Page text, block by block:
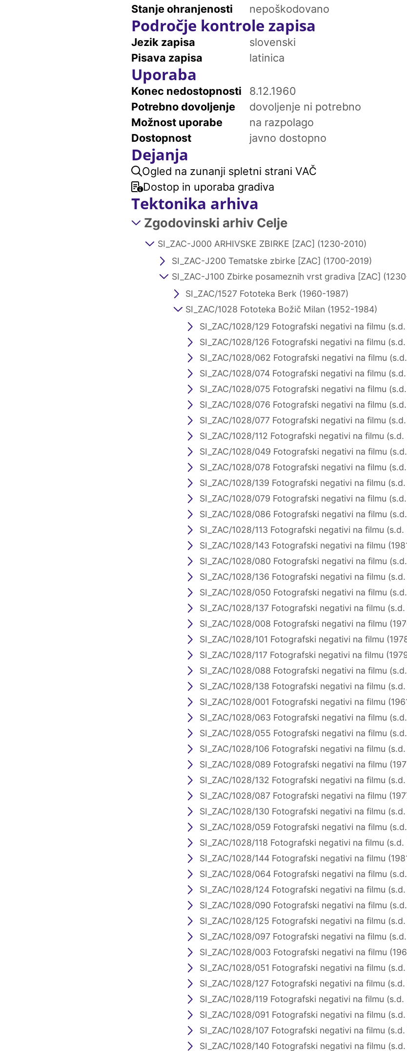
Stanje ohranjenosti
nepoškodovano
Področje kontrole zapisa
Jezik zapisa
slovenski
Pisava zapisa
latinica
Uporaba
Konec nedostopnosti
8.12.1960
Potrebno dovoljenje
dovoljenje ni potrebno
Možnost uporabe
na razpolago
Dostopnost
javno dostopno
Dejanja
Ogled na zunanji spletni strani VAČ
Dostop in uporaba gradiva
Tektonika arhiva
Zgodovinski arhiv Celje
SI_ZAC-J000 ARHIVSKE ZBIRKE [ZAC] (1230-2010)
SI_ZAC-J200 Tematske zbirke [ZAC] (1700-2019)
SI_ZAC-J100 Zbirke posameznih vrst gradiva [ZAC]
SI_ZAC/1527 Fototeka Berk (1960-1987)
SI_ZAC/1028 Fototeka Božič Milan (1952-1984)
SI_ZAC/1028/129 Fotografski negativi na filmu
SI_ZAC/1028/126 Fotografski negativi na filmu
SI_ZAC/1028/062 Fotografski negativi na filmu
SI_ZAC/1028/074 Fotografski negativi na filmu
SI_ZAC/1028/075 Fotografski negativi na filmu
SI_ZAC/1028/076 Fotografski negativi na filmu
SI_ZAC/1028/077 Fotografski negativi na filmu
SI_ZAC/1028/112 Fotografski negativi na filmu
SI_ZAC/1028/049 Fotografski negativi na filmu
SI_ZAC/1028/078 Fotografski negativi na filmu
SI_ZAC/1028/139 Fotografski negativi na filmu
SI_ZAC/1028/079 Fotografski negativi na filmu
SI_ZAC/1028/086 Fotografski negativi na filmu
SI_ZAC/1028/113 Fotografski negativi na filmu
SI_ZAC/1028/143 Fotografski negativi na filmu
SI_ZAC/1028/080 Fotografski negativi na filmu
SI_ZAC/1028/136 Fotografski negativi na filmu
SI_ZAC/1028/050 Fotografski negativi na filmu
SI_ZAC/1028/137 Fotografski negativi na filmu
SI_ZAC/1028/008 Fotografski negativi na filmu
SI_ZAC/1028/101 Fotografski negativi na filmu
SI_ZAC/1028/117 Fotografski negativi na filmu
SI_ZAC/1028/088 Fotografski negativi na filmu
SI_ZAC/1028/138 Fotografski negativi na filmu
SI_ZAC/1028/001 Fotografski negativi na filmu
SI_ZAC/1028/063 Fotografski negativi na filmu
SI_ZAC/1028/055 Fotografski negativi na filmu
SI_ZAC/1028/106 Fotografski negativi na filmu
SI_ZAC/1028/089 Fotografski negativi na filmu
SI_ZAC/1028/132 Fotografski negativi na filmu
SI_ZAC/1028/087 Fotografski negativi na filmu
SI_ZAC/1028/130 Fotografski negativi na filmu
SI_ZAC/1028/059 Fotografski negativi na filmu
SI_ZAC/1028/118 Fotografski negativi na filmu
SI_ZAC/1028/144 Fotografski negativi na filmu
SI_ZAC/1028/064 Fotografski negativi na filmu
SI_ZAC/1028/124 Fotografski negativi na filmu
SI_ZAC/1028/090 Fotografski negativi na filmu
SI_ZAC/1028/125 Fotografski negativi na filmu
SI_ZAC/1028/097 Fotografski negativi na filmu
SI_ZAC/1028/003 Fotografski negativi na filmu
SI_ZAC/1028/051 Fotografski negativi na filmu
SI_ZAC/1028/127 Fotografski negativi na filmu
SI_ZAC/1028/119 Fotografski negativi na filmu
SI_ZAC/1028/091 Fotografski negativi na filmu
SI_ZAC/1028/107 Fotografski negativi na filmu
SI_ZAC/1028/140 Fotografski negativi na filmu